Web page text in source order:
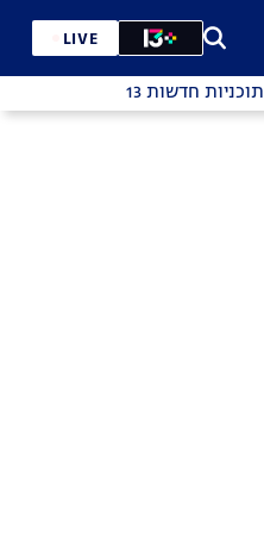
LIVE
תוכניות חדשות 13